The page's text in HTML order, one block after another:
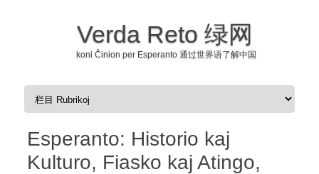
Verda Reto 绿网
koni Ĉinion per Esperanto 通过世界语了解中国
Skip to content
Esperanto: Historio kaj
Kulturo, Fiasko kaj Atingo,